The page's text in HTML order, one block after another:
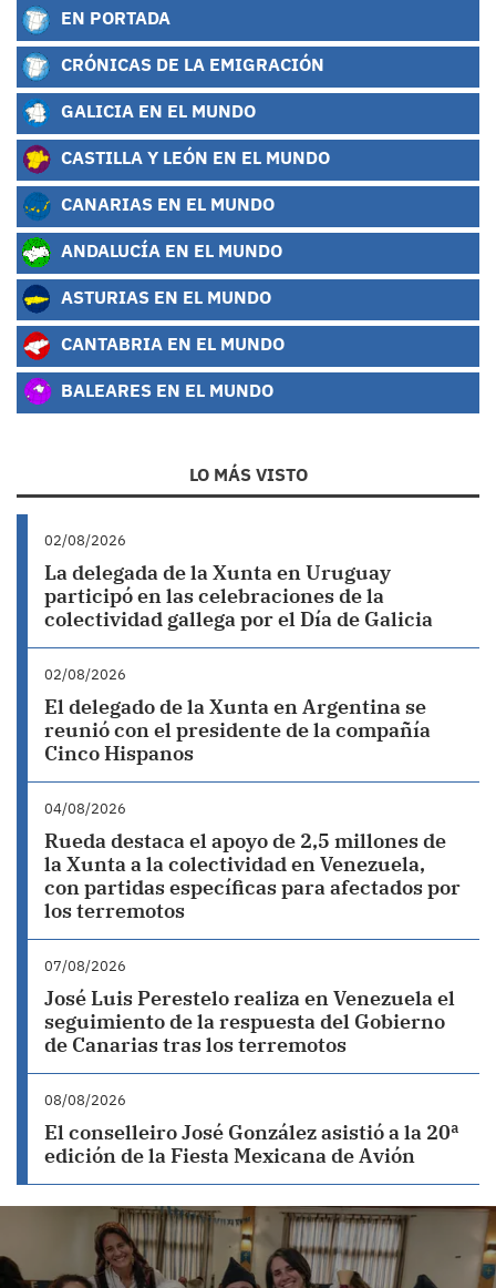
EN PORTADA
CRÓNICAS DE LA EMIGRACIÓN
GALICIA EN EL MUNDO
CASTILLA Y LEÓN EN EL MUNDO
CANARIAS EN EL MUNDO
ANDALUCÍA EN EL MUNDO
ASTURIAS EN EL MUNDO
CANTABRIA EN EL MUNDO
BALEARES EN EL MUNDO
LO MÁS VISTO
02/08/2026
La delegada de la Xunta en Uruguay
participó en las celebraciones de la
colectividad gallega por el Día de Galicia
02/08/2026
El delegado de la Xunta en Argentina se
reunió con el presidente de la compañía
Cinco Hispanos
04/08/2026
Rueda destaca el apoyo de 2,5 millones de
la Xunta a la colectividad en Venezuela,
con partidas específicas para afectados por
los terremotos
07/08/2026
José Luis Perestelo realiza en Venezuela el
seguimiento de la respuesta del Gobierno
de Canarias tras los terremotos
08/08/2026
El conselleiro José González asistió a la 20ª
edición de la Fiesta Mexicana de Avión